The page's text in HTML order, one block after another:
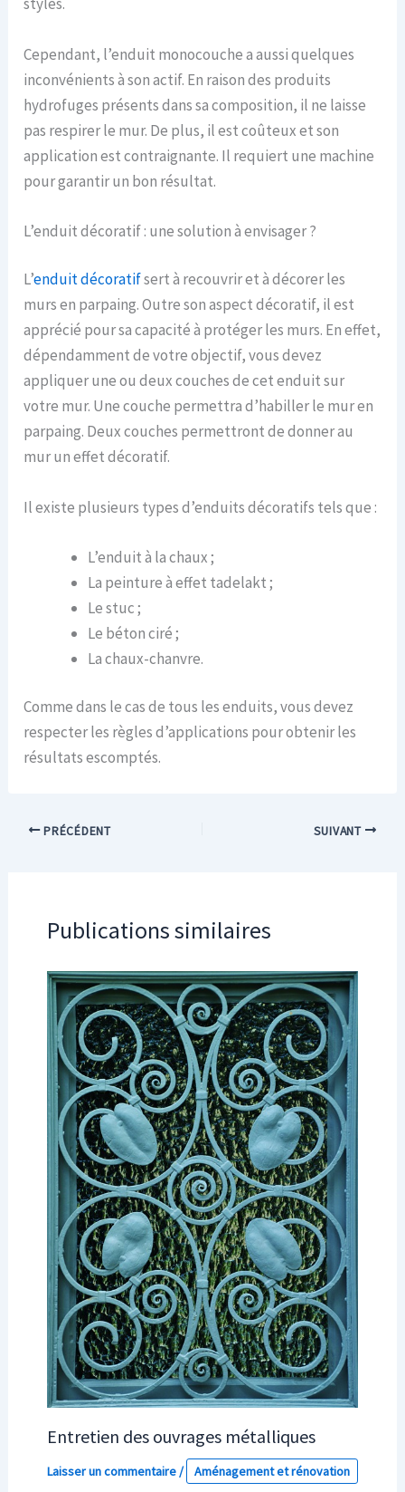
styles.
Cependant, l’enduit monocouche a aussi quelques
inconvénients à son actif. En raison des produits
hydrofuges présents dans sa composition, il ne laisse
pas respirer le mur. De plus, il est coûteux et son
application est contraignante. Il requiert une machine
pour garantir un bon résultat.
L’enduit décoratif : une solution à envisager ?
L’enduit décoratifsert à recouvrir et à décorer les
murs en parpaing. Outre son aspect décoratif, il est
apprécié pour sa capacité à protéger les murs. En effet,
dépendamment de votre objectif, vous devez
appliquer une ou deux couches de cet enduit sur
votre mur. Une couche permettra d’habiller le mur en
parpaing. Deux couches permettront de donner au
mur un effet décoratif.
Il existe plusieurs types d’enduits décoratifs tels que :
L’enduit à la chaux ;
La peinture à effet tadelakt ;
Le stuc ;
Le béton ciré ;
La chaux-chanvre.
Comme dans le cas de tous les enduits, vous devez
respecter les règles d’applications pour obtenir les
résultats escomptés.
PRÉCÉDENT SUIVANT
Publications similaires
Entretien des ouvrages métalliques
Laisser un commentaire/ Aménagement et rénovation